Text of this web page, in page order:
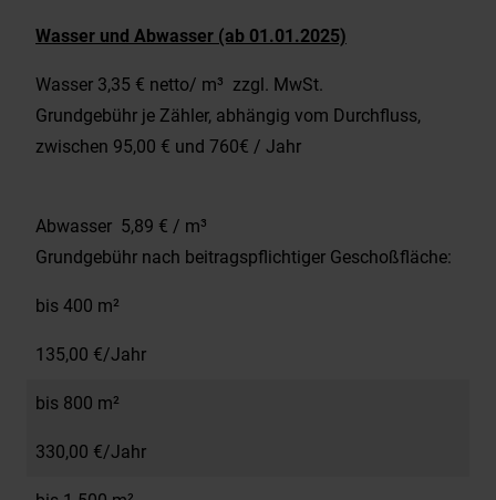
Wasser und Abwasser (ab 01.01.2025)
Wasser 3,35 € netto/ m³ zzgl. MwSt.
Grundgebühr je Zähler, abhängig vom Durchfluss,
zwischen 95,00 € und 760€ / Jahr
Abwasser 5,89 € / m³
Grundgebühr nach beitragspflichtiger Geschoßfläche:
bis 400 m²
135,00 €/Jahr
bis 800 m²
330,00 €/Jahr